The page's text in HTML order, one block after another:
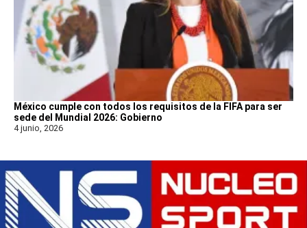
México cumple con todos los requisitos de la FIFA para ser
sede del Mundial 2026: Gobierno
4 junio, 2026